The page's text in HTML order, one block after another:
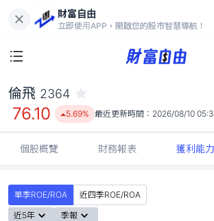
財富自由
立即使用APP，開啟您的股市智慧導航！
76.10
5.69%
倫飛 2364
76.10 5.69% 最近更新時間： 2026/08/10
個股概覽 財務報表 獲利能力
單季ROE/ROA
近四季ROE/ROA
近5年
季報